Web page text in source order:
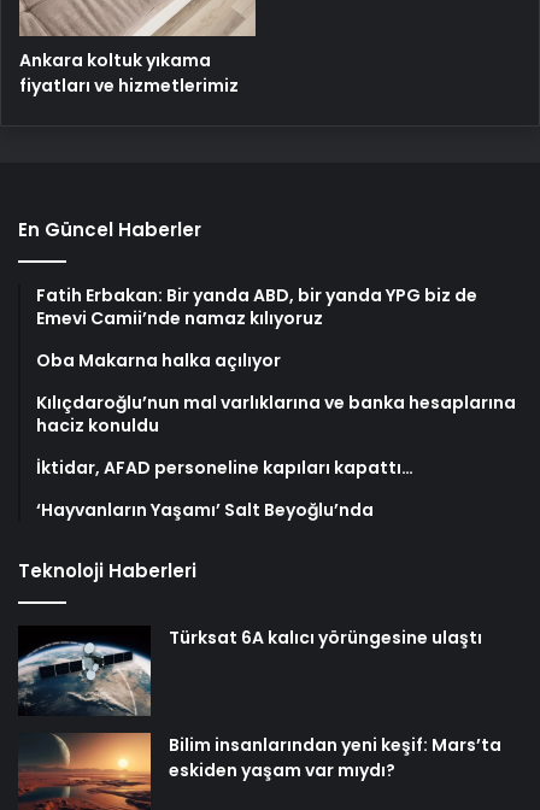
Ankara koltuk yıkama
fiyatları ve hizmetlerimiz
En Güncel Haberler
Fatih Erbakan: Bir yanda ABD, bir yanda YPG biz de
Emevi Camii’nde namaz kılıyoruz
Oba Makarna halka açılıyor
Kılıçdaroğlu’nun mal varlıklarına ve banka hesaplarına
haciz konuldu
İktidar, AFAD personeline kapıları kapattı…
‘Hayvanların Yaşamı’ Salt Beyoğlu’nda
Teknoloji Haberleri
Türksat 6A kalıcı yörüngesine ulaştı
Bilim insanlarından yeni keşif: Mars’ta
eskiden yaşam var mıydı?